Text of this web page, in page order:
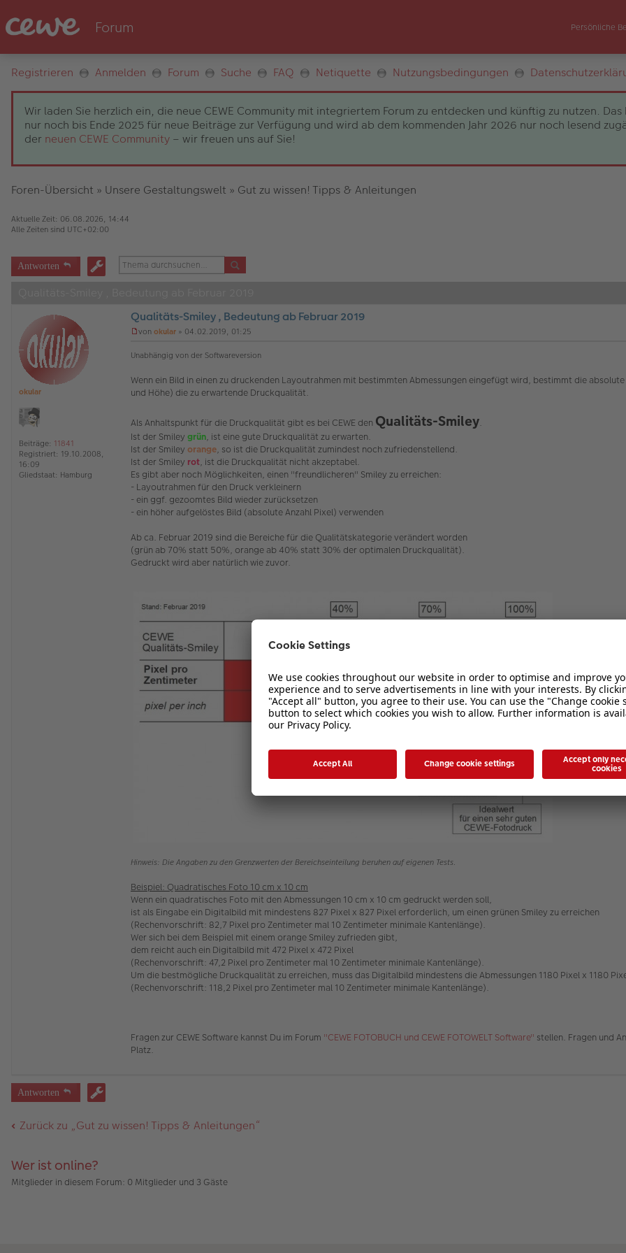
Persönliche
Registrieren Anmelden Forum Suche FAQ Netiquette Nutzungsbedingungen
Wir laden Sie herzlich ein, die neue CEWE Community mit integriertem Forum zu entdecken und künftig zu nutzen.
nur noch bis Ende 2025 für neue Beiträge zur Verfügung und wird ab dem kommenden Jahr 2026 nur noch lesend
der neuen CEWE Community – wir freuen uns auf Sie!
Foren-Übersicht » Unsere Gestaltungswelt » Gut zu wissen! Tipps & Anleitungen
Aktuelle Zeit: 06.08.2026, 14:44
Alle Zeiten sind UTC+02:00
Antworten
okular
Beiträge: 11841
Registriert: 19.10.2008,
16:09
Gliedstaat: Hamburg
Qualitäts-Smiley , Bedeutung ab Februar 2019
g
l
e
n
e
r
B
e
i
r
a
g
von okular » 04.02.2019, 01:25
Unabhängig von der Softwareversion
Wenn ein Bild in einen zu druckenden Layoutrahmen mit bestimmten Abmessungen eingefügt wird, bestimmt die
und Höhe) die zu erwartende Druckqualität.
Als Anhaltspunkt für die Druckqualität gibt es bei CEWE den Qualitäts-Smiley.
Ist der Smiley grün, ist eine gute Druckqualität zu erwarten.
Ist der Smiley orange, so ist die Druckqualität zumindest noch zufriedenstellend.
Ist der Smiley rot, ist die Druckqualität nicht akzeptabel.
Es gibt aber noch Möglichkeiten, einen "freundlicheren" Smiley zu erreichen:
- Layoutrahmen für den Druck verkleinern
- ein ggf. gezoomtes Bild wieder zurücksetzen
- ein höher aufgelöstes Bild (absolute Anzahl Pixel) verwenden
Ab ca. Februar 2019 sind die Bereiche für die Qualitätskategorie verändert worden
(grün ab 70% statt 50%, orange ab 40% statt 30% der optimalen Druckqualität).
Gedruckt wird aber natürlich wie zuvor.
Hinweis: Die Angaben zu den Grenzwerten der Bereichseinteilung beruhen auf eigenen Tests.
Beispiel: Quadratisches Foto 10 cm x 10 cm
Wenn ein quadratisches Foto mit den Abmessungen 10 cm x 10 cm gedruckt werden soll,
ist als Eingabe ein Digitalbild mit mindestens 827 Pixel x 827 Pixel erforderlich, um einen grünen Smiley zu erreichen
(Rechenvorschrift: 82,7 Pixel pro Zentimeter mal 10 Zentimeter minimale Kantenlänge).
Wer sich bei dem Beispiel mit einem orange Smiley zufrieden gibt,
dem reicht auch ein Digitalbild mit 472 Pixel x 472 Pixel
(Rechenvorschrift: 47,2 Pixel pro Zentimeter mal 10 Zentimeter minimale Kantenlänge).
Um die bestmögliche Druckqualität zu erreichen, muss das Digitalbild mindestens die Abmessungen 1180 Pixel x 1180
(Rechenvorschrift: 118,2 Pixel pro Zentimeter mal 10 Zentimeter minimale Kantenlänge).
Fragen zur CEWE Software kannst Du im Forum "CEWE FOTOBUCH und CEWE FOTOWELT Software" stellen. Fragen und
Platz.
Antworten
Zurück zu „Gut zu wissen! Tipps & Anleitungen“
Wer ist online?
Mitglieder in diesem Forum: 0 Mitglieder und 3 Gäste